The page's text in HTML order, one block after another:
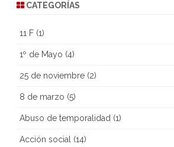
CATEGORÍAS
11 F (1)
1º de Mayo (4)
25 de noviembre (2)
8 de marzo (5)
Abuso de temporalidad (1)
Acción social (14)